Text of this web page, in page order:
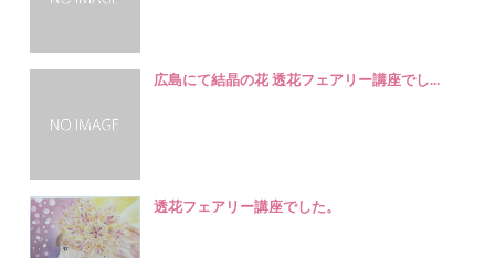
広島にて結晶の花 透花フェアリー講座でし...
透花フェアリー講座でした。